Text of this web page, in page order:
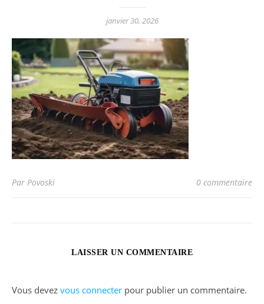
janvier 30, 2026
Par Povoski 0 commentaire
LAISSER UN COMMENTAIRE
Vous devez vous connecter pour publier un commentaire.